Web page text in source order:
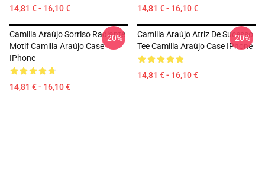
14,81 € - 16,10 € 14,81 € - 16,10 €
Camilla Araújo Sorriso Radiante
Motif Camilla Araújo Case
IPhone
14,81 € - 16,10 €
-20%
Camilla Araújo Atriz De Sucesso
Tee Camilla Araújo Case IPhone
14,81 € - 16,10 €
-20%